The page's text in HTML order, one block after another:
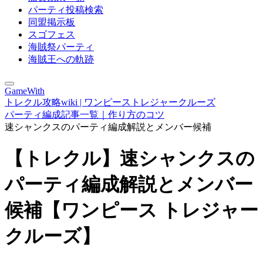
パーティ投稿検索
同盟掲示板
スゴフェス
海賊祭パーティ
海賊王への軌跡
GameWith
トレクル攻略wiki | ワンピーストレジャークルーズ
パーティ編成記事一覧｜作り方のコツ
速シャンクスのパーティ編成解説とメンバー候補
【トレクル】速シャンクスの
パーティ編成解説とメンバー
候補【ワンピース トレジャー
クルーズ】